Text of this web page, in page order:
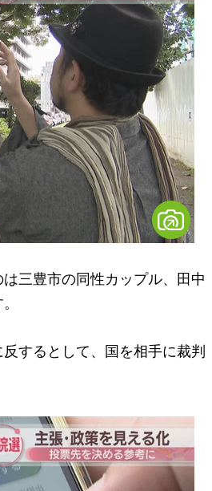
三豊市の同性カップル、田中
するとして、国を相手に裁判